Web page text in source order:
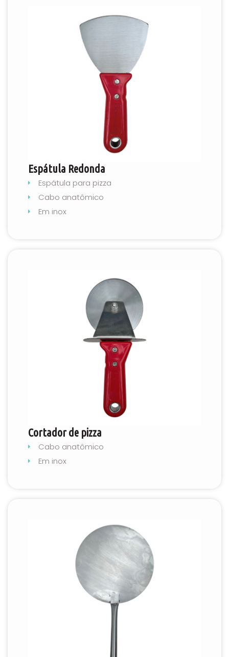
Espátula Redonda
Espátula para pizza
Cabo anatômico
Em inox
Cortador de pizza
Cabo anatômico
Em inox